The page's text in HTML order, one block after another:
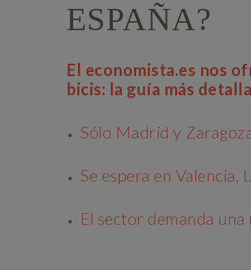
ESPAÑA?
El economista.es nos
bicis: la guía más
Sólo Madrid y
Se espera en Valencia,
El sector demanda